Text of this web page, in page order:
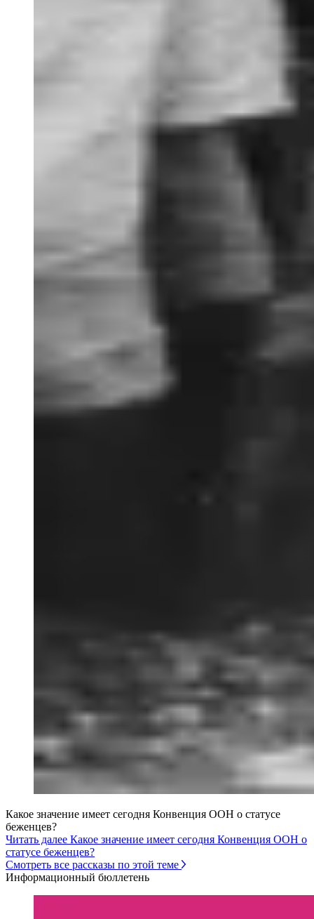
Какое значение имеет сегодня Конвенция ООН о статусе
беженцев?
Читать далее Какое значение имеет сегодня Конвенция ООН о
статусе беженцев?
Смотреть все рассказы по этой теме
Информационный бюллетень